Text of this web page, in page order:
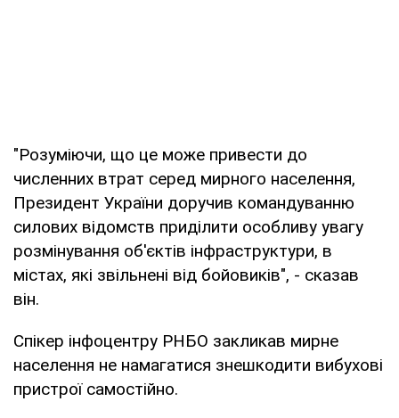
"Розуміючи, що це може привести до
численних втрат серед мирного населення,
Президент України доручив командуванню
силових відомств приділити особливу увагу
розмінування об'єктів інфраструктури, в
містах, які звільнені від бойовиків", - сказав
він.
Спікер інфоцентру РНБО закликав мирне
населення не намагатися знешкодити вибухові
пристрої самостійно.